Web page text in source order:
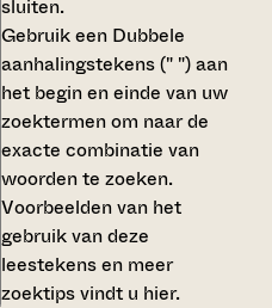
sluiten.
Gebruik een Dubbele
aanhalingstekens (" ")aan
het begin en einde van uw
zoektermen om naar de
exacte combinatie van
woorden te zoeken.
Voorbeelden van het
gebruik van deze
leestekens en meer
zoektips vindt u hier.